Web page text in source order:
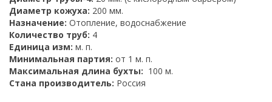
Диаметр кожуха: 200 мм.
Назначение: Отопление, водоснабжение
Количество труб: 4
Единица изм: м. п.
Минимальная партия: от 1 м. п.
Максимальная длина бухты: 100 м.
Стана производитель: Россия